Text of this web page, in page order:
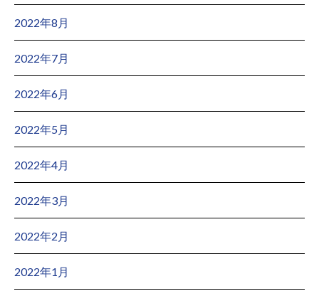
2022年8月
2022年7月
2022年6月
2022年5月
2022年4月
2022年3月
2022年2月
2022年1月